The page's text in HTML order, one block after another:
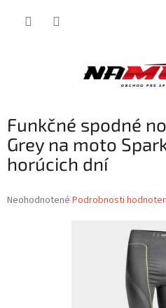
Funkčné spodné
Grey na moto
horúcich dní
Priemerné
Neohodnotené Podrobnosti